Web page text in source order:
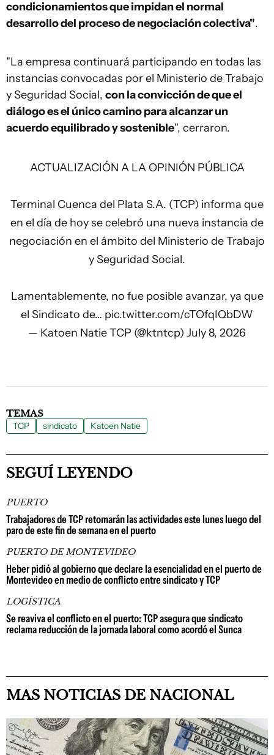
condicionamientos que impidan el normal
desarrollo del proceso de negociación colectiva".
"La empresa continuará participando en todas las
instancias convocadas por el Ministerio de Trabajo
y Seguridad Social, con la convicción de que el
diálogo es el único camino para alcanzar un
acuerdo equilibrado y sostenible", cerraron.
ACTUALIZACIÓN A LA OPINIÓN PÚBLICA
Terminal Cuenca del Plata S.A. (TCP) informa que
en el día de hoy se celebró una nueva instancia de
negociación en el ámbito del Ministerio de Trabajo
y Seguridad Social.
Lamentablemente, no fue posible avanzar, ya que
el Sindicato de… pic.twitter.com/cTOfqIQbDW
— Katoen Natie TCP (@ktntcp) July 8, 2026
TEMAS
TCP sindicato Katoen Natie
SEGUÍ LEYENDO
PUERTO
Trabajadores de TCP retomarán las actividades este lunes luego del
paro de este fin de semana en el puerto
PUERTO DE MONTEVIDEO
Heber pidió al gobierno que declare la esencialidad en el puerto de
Montevideo en medio de conflicto entre sindicato y TCP
LOGÍSTICA
Se reaviva el conflicto en el puerto: TCP asegura que sindicato
reclama reducción de la jornada laboral como acordó el Sunca
MAS NOTICIAS DE NACIONAL